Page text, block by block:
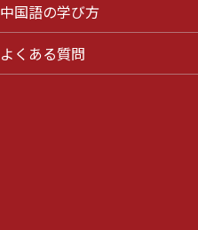
中国語の学び方
よくある質問